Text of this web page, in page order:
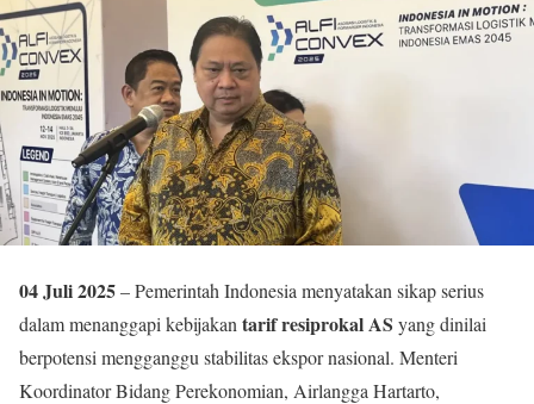
04 Juli 2025– Pemerintah Indonesia menyatakan sikap serius
dalam menanggapi kebijakan tarif resiprokal AS yang dinilai
berpotensi mengganggu stabilitas ekspor nasional. Menteri
Koordinator Bidang Perekonomian, Airlangga Hartarto,